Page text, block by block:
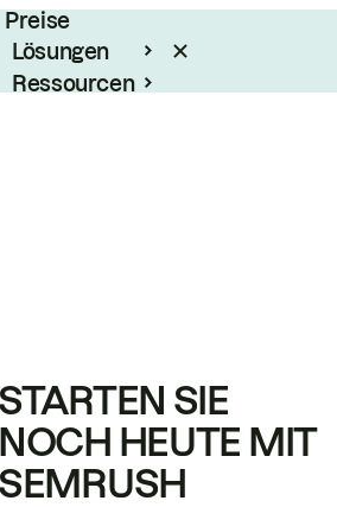
Preise
Lösungen
Ressourcen
STARTEN SIE
NOCH HEUTE MIT
SEMRUSH